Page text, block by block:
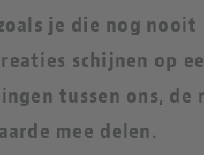
je die nog nooit
schijnen op
tussen ons, de
mee delen.